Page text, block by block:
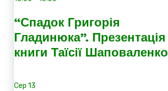
“Спадок Григорія
Гладинюка”. Презентація
книги Таїсії Шаповаленко
Сер13